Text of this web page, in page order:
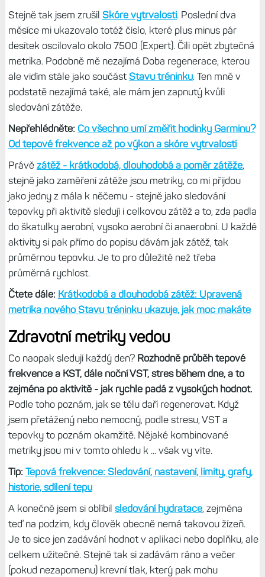
mi do žil vlila nová krev. Mám zase co testovat, o čem
psát.Ne každá metrika, ne každá nová funkce, mi ale jako
uživateli přijde užitečná.A to teď myslím čistě sebe, nikoliv
v obecném slova smyslu. Co se zdá zbytečné mě, mohou
jiné ocenit.
Postupně se mi doplňky v hodinkách začaly plnit tak, že
do složek, abych po čase zjistil, že se vlastně na ně vůbec
nedívám. Že jsou mi k ničemu. Týká se to především
sportovních metrik, nikoliv těch zdravotních jako
sledování tepovky, spánku či stresu.
O které jde především? Jako první jsem skryl
Připravenost k tréninku, a to v deníku Connect a
nastaveníRanního reportu. Prostě tu metriku vůbec
nevidím. Nezajímá mě. Zpravidla jsem měl připravenost
špatnou, a to buď kvůli dlouhé době regenerace či horšímu
hodnocení spánku. Zbytečné koukat každý den na to
samé číslo a hodnocení.
Stejně tak jsem zrušilSkóre vytrvalosti. Poslední dva
měsíce mi ukazovalo totéž číslo, které plus minus pár
desítek oscilovalo okolo 7500 (Expert). Čili opět zbytečná
metrika. Podobně mě nezajímá Doba regenerace, kterou
ale vidím stále jako součást Stavu tréninku. Ten mně v
podstatě nezajímá také, ale mám jen zapnutý kvůli
sledování zátěže.
Nepřehlédněte: Co všechno umí změřit hodinky Garminu?
Od tepové frekvence až po výkon a skóre vytrvalosti
Právězátěž - krátkodobá, dlouhodobá a poměr zátěže,
stejně jako zaměření zátěže jsou metriky, co mi přijdou
tepovky při aktivitě sledují i celkovou zátěž a to, zda padla
do škatulky aerobní, vysoko aerobní či anaerobní. U každé
aktivity si pak přímo do popisu dávám jak zátěž, tak
průměrnou tepovku. Je to pro důležité než třeba
průměrná rychlost.